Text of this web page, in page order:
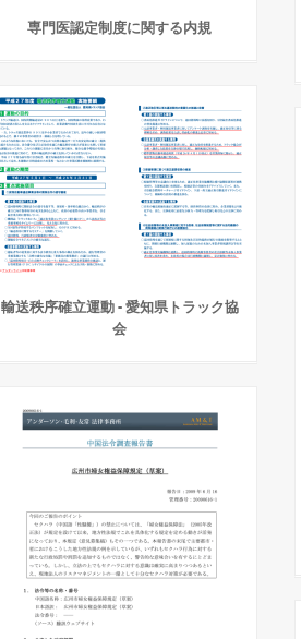
専門医認定制度に関する内規
輸送秩序確立運動 - 愛知県トラック協
会